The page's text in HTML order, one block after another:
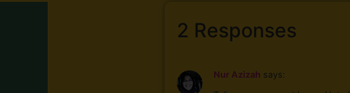
2 Responses
Nur Azizah says: